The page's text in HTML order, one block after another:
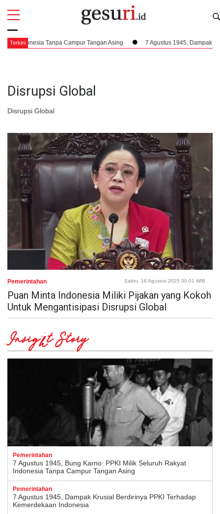
TerkiniTanpa Campur Tangan Asing 7 Agustus 1945, Dampak Krusial
Disrupsi Global
Disrupsi Global
All
Pemerintahan Sabtu, 16 Agustus 2025 00:01 WIB
Puan Minta Indonesia Miliki Pijakan yang Kokoh
Untuk Mengantisipasi Disrupsi Global
Insight Story
Pemerintahan
7 Agustus 1945, Bung Karno: PPKI Milik Seluruh Rakyat
Indonesia Tanpa Campur Tangan Asing
Pemerintahan
7 Agustus 1945, Dampak Krusial Berdirinya PPKI Terhadap
Kemerdekaan Indonesia